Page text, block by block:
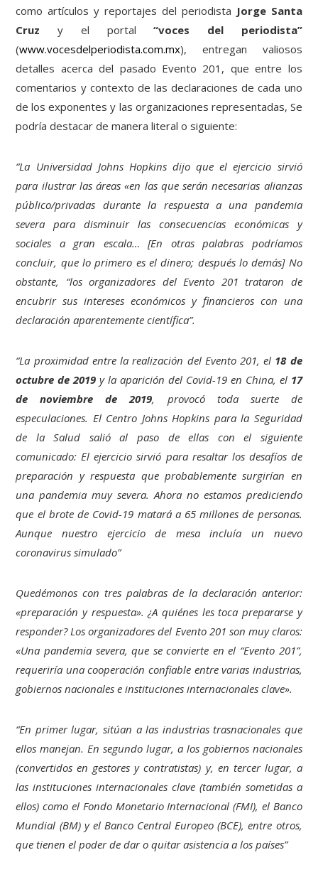
como artículos y reportajes del periodista Jorge Santa
Cruz y el portal“voces del periodista”
(www.vocesdelperiodista.com.mx), entregan valiosos
detalles acerca del pasado Evento 201, que entre los
comentarios y contexto de las declaraciones de cada uno
de los exponentes y las organizaciones representadas, Se
podría destacar de manera literal o siguiente:
“La Universidad Johns Hopkins dijo que el ejercicio sirvió
para ilustrar las áreas «en las que serán necesarias alianzas
público/privadas durante la respuesta a una pandemia
severa para disminuir las consecuencias económicas y
sociales a gran escala… [En otras palabras podríamos
concluir, que lo primero es el dinero; después lo demás] No
obstante, “los organizadores del Evento 201 trataron de
encubrir sus intereses económicos y financieros con una
declaración aparentemente científica”.
“La proximidad entre la realización del Evento 201, el 18 de
octubre de 2019 y la aparición del Covid-19 en China, el 17
de noviembre de 2019, provocó toda suerte de
especulaciones. El Centro Johns Hopkins para la Seguridad
de la Salud salió al paso de ellas con el siguiente
comunicado: El ejercicio sirvió para resaltar los desafíos de
preparación y respuesta que probablemente surgirían en
una pandemia muy severa. Ahora no estamos prediciendo
que el brote de Covid-19 matará a 65 millones de personas.
Aunque nuestro ejercicio de mesa incluía un nuevo
coronavirus simulado”
Quedémonos con tres palabras de la declaración anterior:
«preparación y respuesta». ¿A quiénes les toca prepararse y
responder? Los organizadores del Evento 201 son muy claros:
«Una pandemia severa, que se convierte en el “Evento 201”,
requeriría una cooperación confiable entre varias industrias,
gobiernos nacionales e instituciones internacionales clave».
“En primer lugar, sitúan a las industrias trasnacionales que
ellos manejan. En segundo lugar, a los gobiernos nacionales
(convertidos en gestores y contratistas) y, en tercer lugar, a
las instituciones internacionales clave (también sometidas a
ellos) como el Fondo Monetario Internacional (FMI), el Banco
Mundial (BM) y el Banco Central Europeo (BCE), entre otros,
que tienen el poder de dar o quitar asistencia a los países”